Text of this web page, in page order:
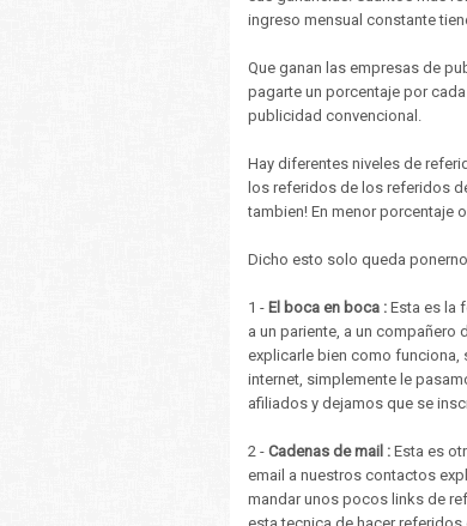
ingreso mensual constante
Que ganan las empresas de
pagarte un porcentaje por
publicidad convencional.
Hay diferentes niveles de
los referidos de los referidos
tambien! En menor porcentaje
Dicho esto solo queda
1 - El boca en boca : Esta es la
a un pariente, a un
explicarle bien como funciona,
internet, simplemente le
afiliados y dejamos que se
2 - Cadenas de mail : Esta es
email a nuestros contactos
mandar unos pocos links de